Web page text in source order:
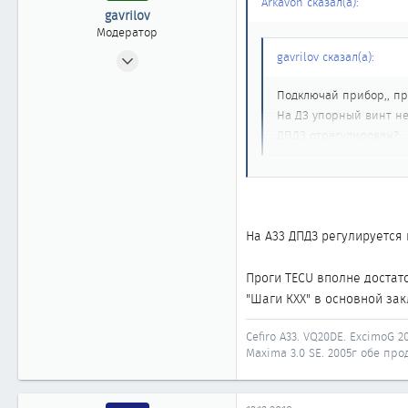
gavrilov
Модератор
gavrilov сказал(а):
Подключай прибор,,
На ДЗ упорный винт
ДПДЗ отрегулирован?
говорят продай ее и купи
На А33 ДПДЗ
Проги TECU вполне
"Шаги КХХ" в основной
Cefiro A33. VQ20DE. ExcimoG
Maxima 3.0 SE. 2005г обе